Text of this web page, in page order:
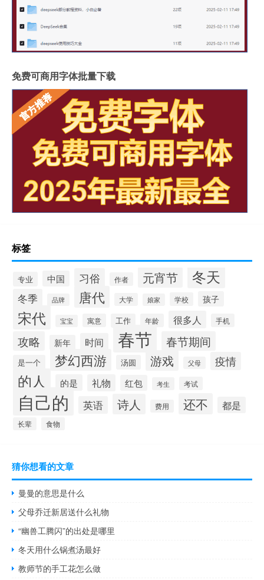
免费可商用字体批量下载
标签
专业 中国 习俗 作者 元宵节 冬天
冬季 品牌 唐代 大学 娘家 学校 孩子
宋代 宝宝 寓意 工作 年龄 很多人 手机
攻略 新年 时间 春节 春节期间
是一个 梦幻西游 汤圆 游戏 父母 疫情
的人 的是 礼物 红包 考生 考试
自己的 英语 诗人 费用 还不 都是
长辈 食物
猜你想看的文章
曼曼的意思是什么
父母乔迁新居送什么礼物
“幽兽工腾闪”的出处是哪里
冬天用什么锅煮汤最好
教师节的手工花怎么做